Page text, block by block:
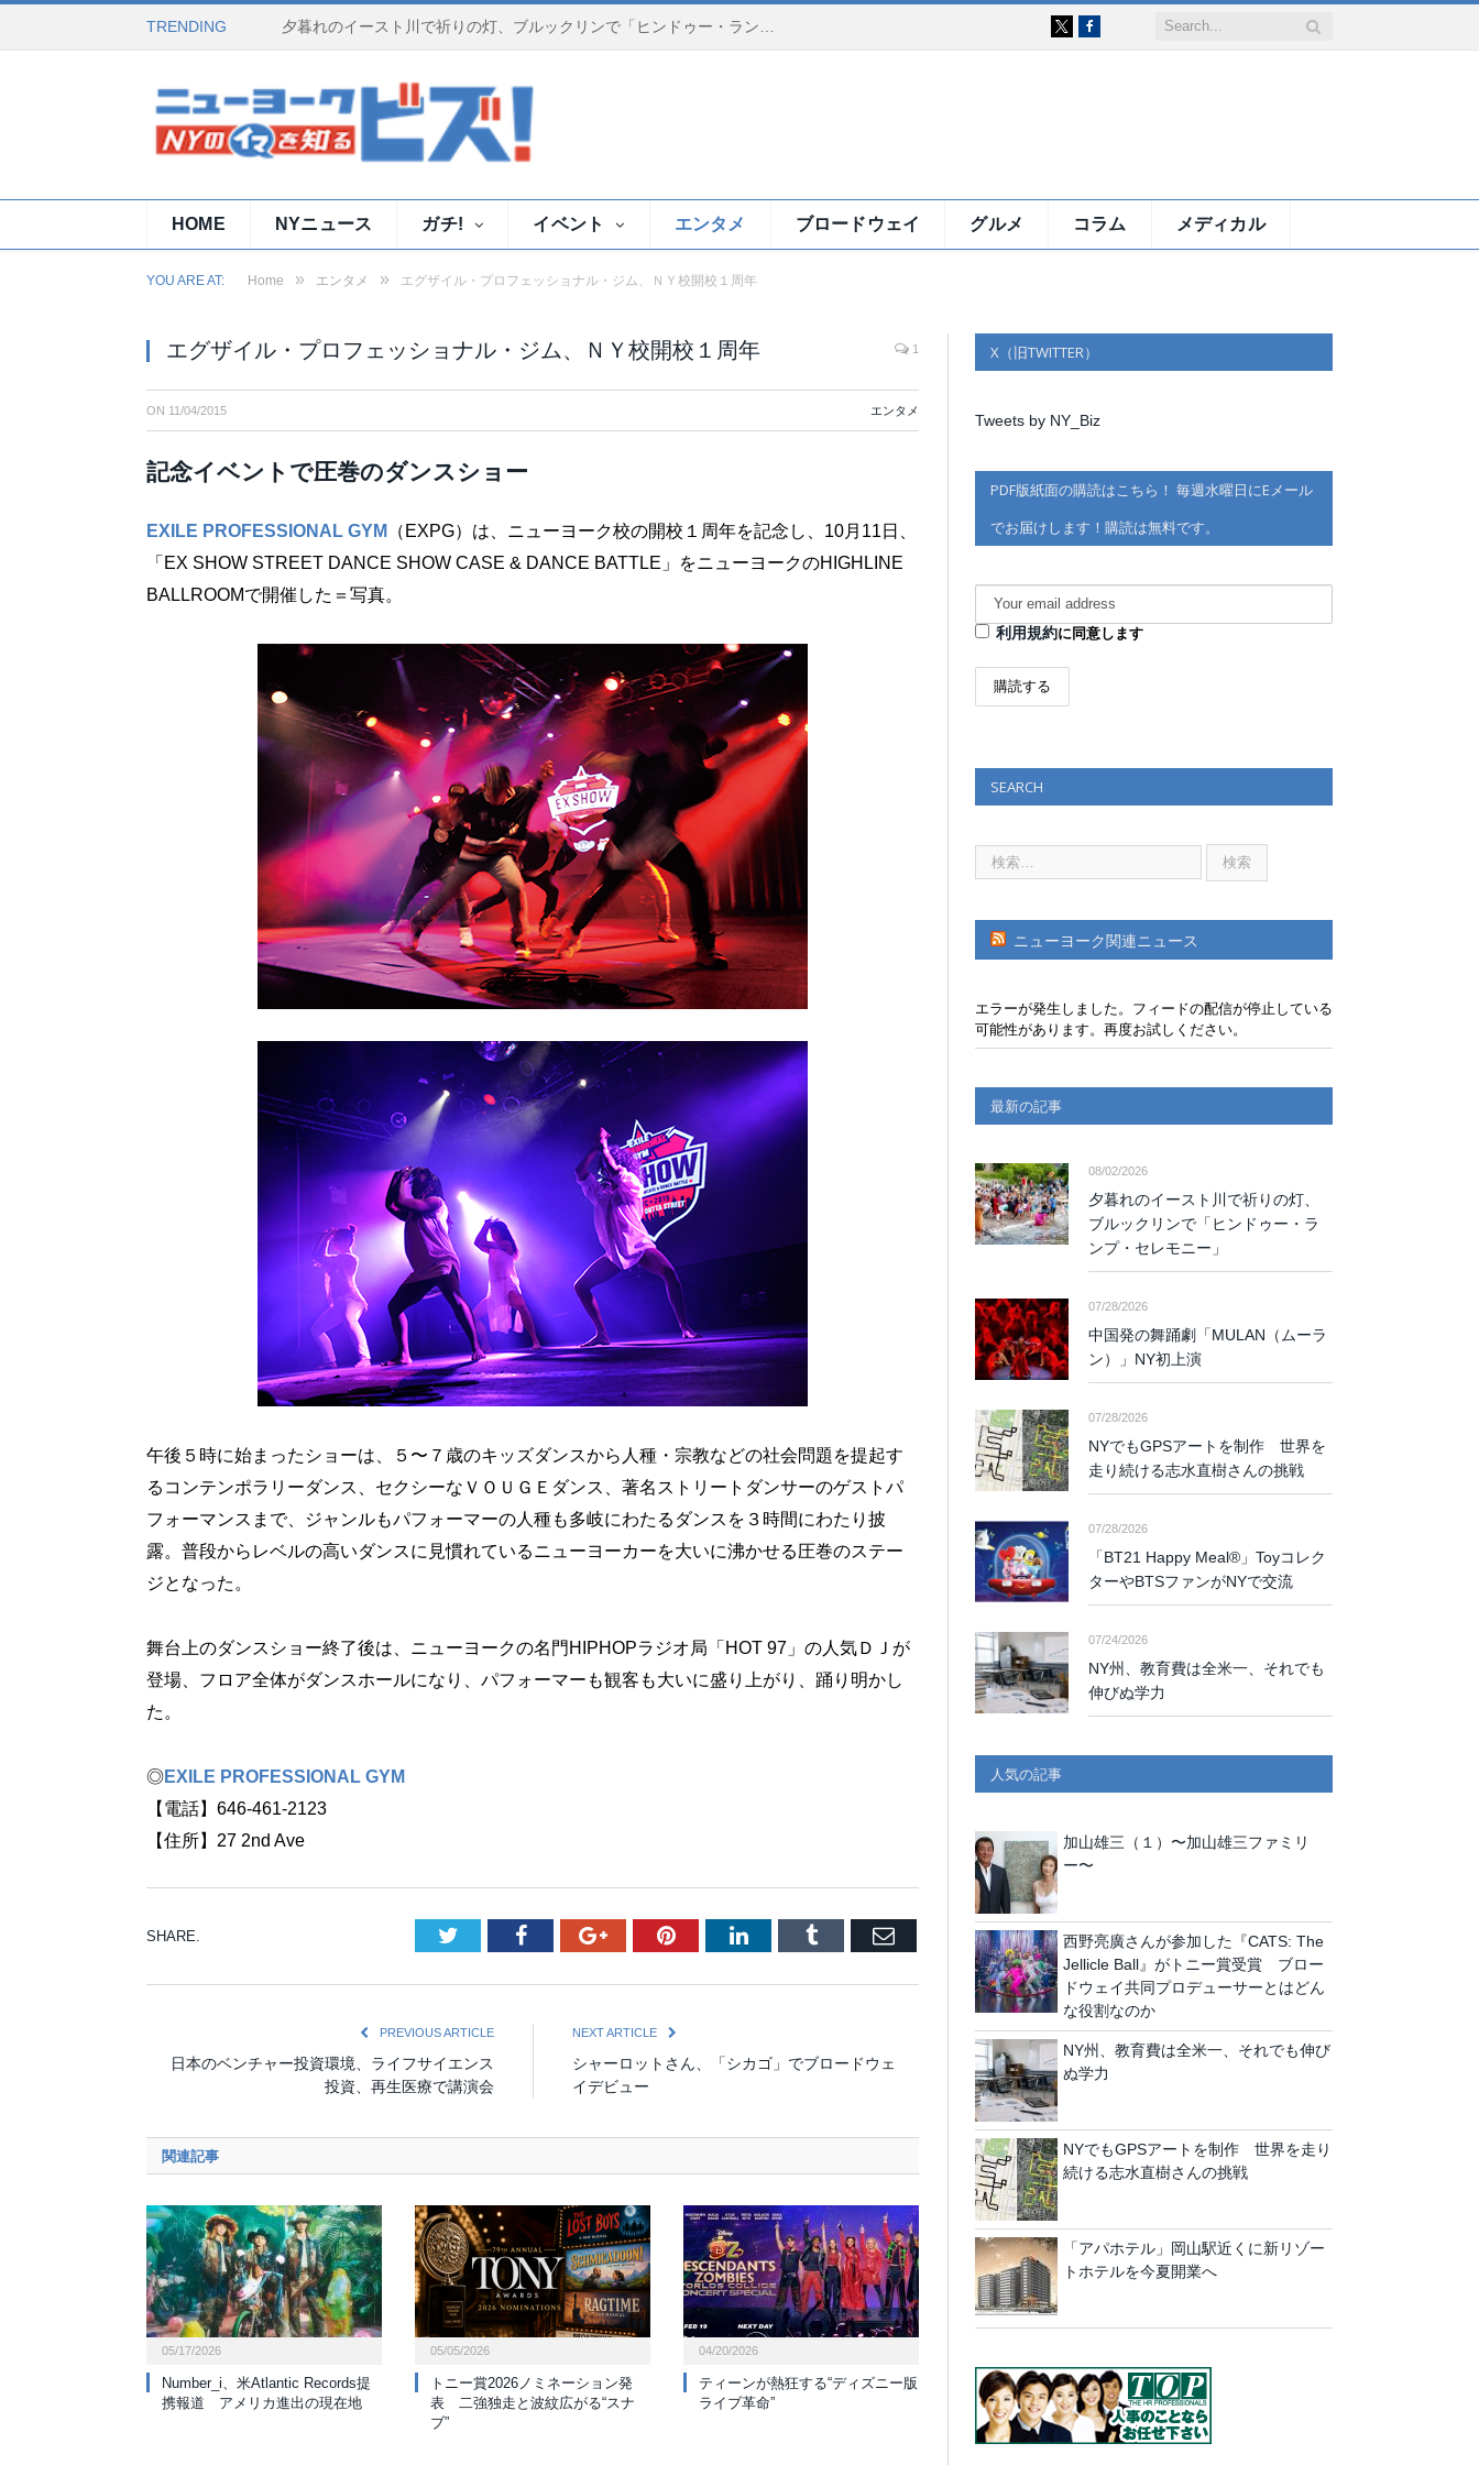
TRENDING 夕暮れのイースト川で祈りの灯、ブルックリンで「ヒンドゥー・ランプ・セレモニー」 Facebook
HOME NYニュース ガチ! イベント エンタメ ブロードウェイ グルメ コラム メディカル
YOU ARE AT: Home » エンタメ » エグザイル・プロフェッショナル・ジム、ＮＹ校開校１周年
エグザイル・プロフェッショナル・ジム、ＮＹ校開校１周年 1
ON 11/04/2015 エンタメ
記念イベントで圧巻のダンスショー
EXILE PROFESSIONAL GYM
（EXPG）は、ニューヨーク校の開校１周年を記念し、10月11日、
「EX SHOW STREET DANCE SHOW CASE & DANCE BATTLE」をニューヨークのHIGHLINE
BALLROOMで開催した＝写真。
午後５時に始まったショーは、５〜７歳のキッズダンスから人種・宗教などの社会問題を提起す
るコンテンポラリーダンス、セクシーなＶＯＵＧＥダンス、著名ストリートダンサーのゲストパ
フォーマンスまで、ジャンルもパフォーマーの人種も多岐にわたるダンスを３時間にわたり披
露。普段からレベルの高いダンスに見慣れているニューヨーカーを大いに沸かせる圧巻のステー
ジとなった。
舞台上のダンスショー終了後は、ニューヨークの名門HIPHOPラジオ局「HOT 97」の人気ＤＪが
登場、フロア全体がダンスホールになり、パフォーマーも観客も大いに盛り上がり、踊り明かし
た。
◎EXILE PROFESSIONAL GYM
【電話】646-461-2123
【住所】27 2nd Ave
SHARE. Twitter FacebookGoogle+PinterestLinkedInTumblr Email
PREVIOUS ARTICLE
日本のベンチャー投資環境、ライフサイエンス
投資、再生医療で講演会
NEXT ARTICLE
シャーロットさん、「シカゴ」でブロードウェ
イデビュー
関連記事
05/17/2026
Number_i、米Atlantic Records提
携報道 アメリカ進出の現在地
05/05/2026
トニー賞2026ノミネーション発
表 二強独走と波紋広がる“スナ
ブ”
04/20/2026
ティーンが熱狂する“ディズニー版
ライブ革命”
X（旧TWITTER）
Tweets by NY_Biz
PDF版紙面の購読はこちら！ 毎週水曜日にEメール
でお届けします！購読は無料です。
利用規約に同意します
SEARCH
ニューヨーク関連ニュース
エラーが発生しました。フィードの配信が停止している
可能性があります。再度お試しください。
最新の記事
08/02/2026
夕暮れのイースト川で祈りの灯、
ブルックリンで「ヒンドゥー・ラ
ンプ・セレモニー」
07/28/2026
中国発の舞踊劇「MULAN（ムーラ
ン）」NY初上演
07/28/2026
NYでもGPSアートを制作 世界を
走り続ける志水直樹さんの挑戦
07/28/2026
「BT21 Happy Meal®」Toyコレク
ターやBTSファンがNYで交流
07/24/2026
NY州、教育費は全米一、それでも
伸びぬ学力
人気の記事
加山雄三（１）〜加山雄三ファミリ
ー〜
西野亮廣さんが参加した『CATS: The
Jellicle Ball』がトニー賞受賞 ブロー
ドウェイ共同プロデューサーとはどん
な役割なのか
NY州、教育費は全米一、それでも伸び
ぬ学力
NYでもGPSアートを制作 世界を走り
続ける志水直樹さんの挑戦
「アパホテル」岡山駅近くに新リゾー
トホテルを今夏開業へ